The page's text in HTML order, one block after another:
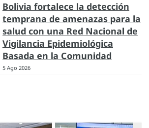
Bolivia fortalece la detección
temprana de amenazas para la
salud con una Red Nacional de
Vigilancia Epidemiológica
Basada en la Comunidad
5 Ago 2026